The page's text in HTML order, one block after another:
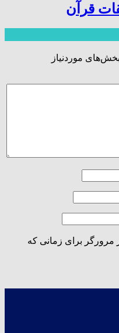
قرآن
بخش‌های موردنیاز
مرورگر برای زمانی که